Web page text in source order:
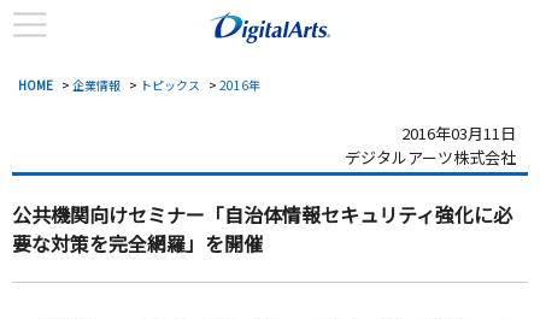
HOME > 企業情報 > トピックス > 2016年
2016年03月11日
デジタルアーツ株式会社
公共機関向けセミナー 「自治体情報セキュリティ強化に必
要な対策を完全網羅」を開催